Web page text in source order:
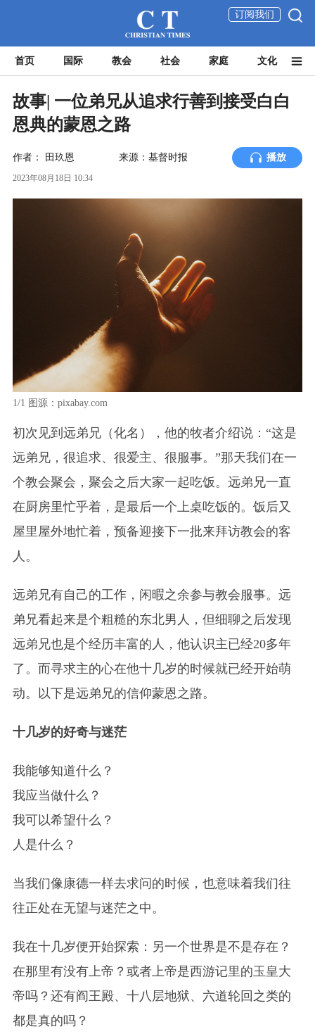
订阅我们
首页 国际 教会 社会 家庭 文化
故事| 一位弟兄从追求行善到接受白白
恩典的蒙恩之路
作者： 田玖恩 来源：基督时报 播放
2023年08月18日 10:34
1/1 图源：pixabay.com
初次见到远弟兄（化名），他的牧者介绍说：“这是
远弟兄，很追求、很爱主、很服事。”那天我们在一
个教会聚会，聚会之后大家一起吃饭。远弟兄一直
在厨房里忙乎着，是最后一个上桌吃饭的。饭后又
屋里屋外地忙着，预备迎接下一批来拜访教会的客
人。
远弟兄有自己的工作，闲暇之余参与教会服事。远
弟兄看起来是个粗糙的东北男人，但细聊之后发现
远弟兄也是个经历丰富的人，他认识主已经20多年
了。而寻求主的心在他十几岁的时候就已经开始萌
动。以下是远弟兄的信仰蒙恩之路。
十几岁的好奇与迷茫
我能够知道什么？
我应当做什么？
我可以希望什么？
人是什么？
当我们像康德一样去求问的时候，也意味着我们往
往正处在无望与迷茫之中。
我在十几岁便开始探索：另一个世界是不是存在？
在那里有没有上帝？或者上帝是西游记里的玉皇大
帝吗？还有阎王殿、十八层地狱、六道轮回之类的
都是真的吗？